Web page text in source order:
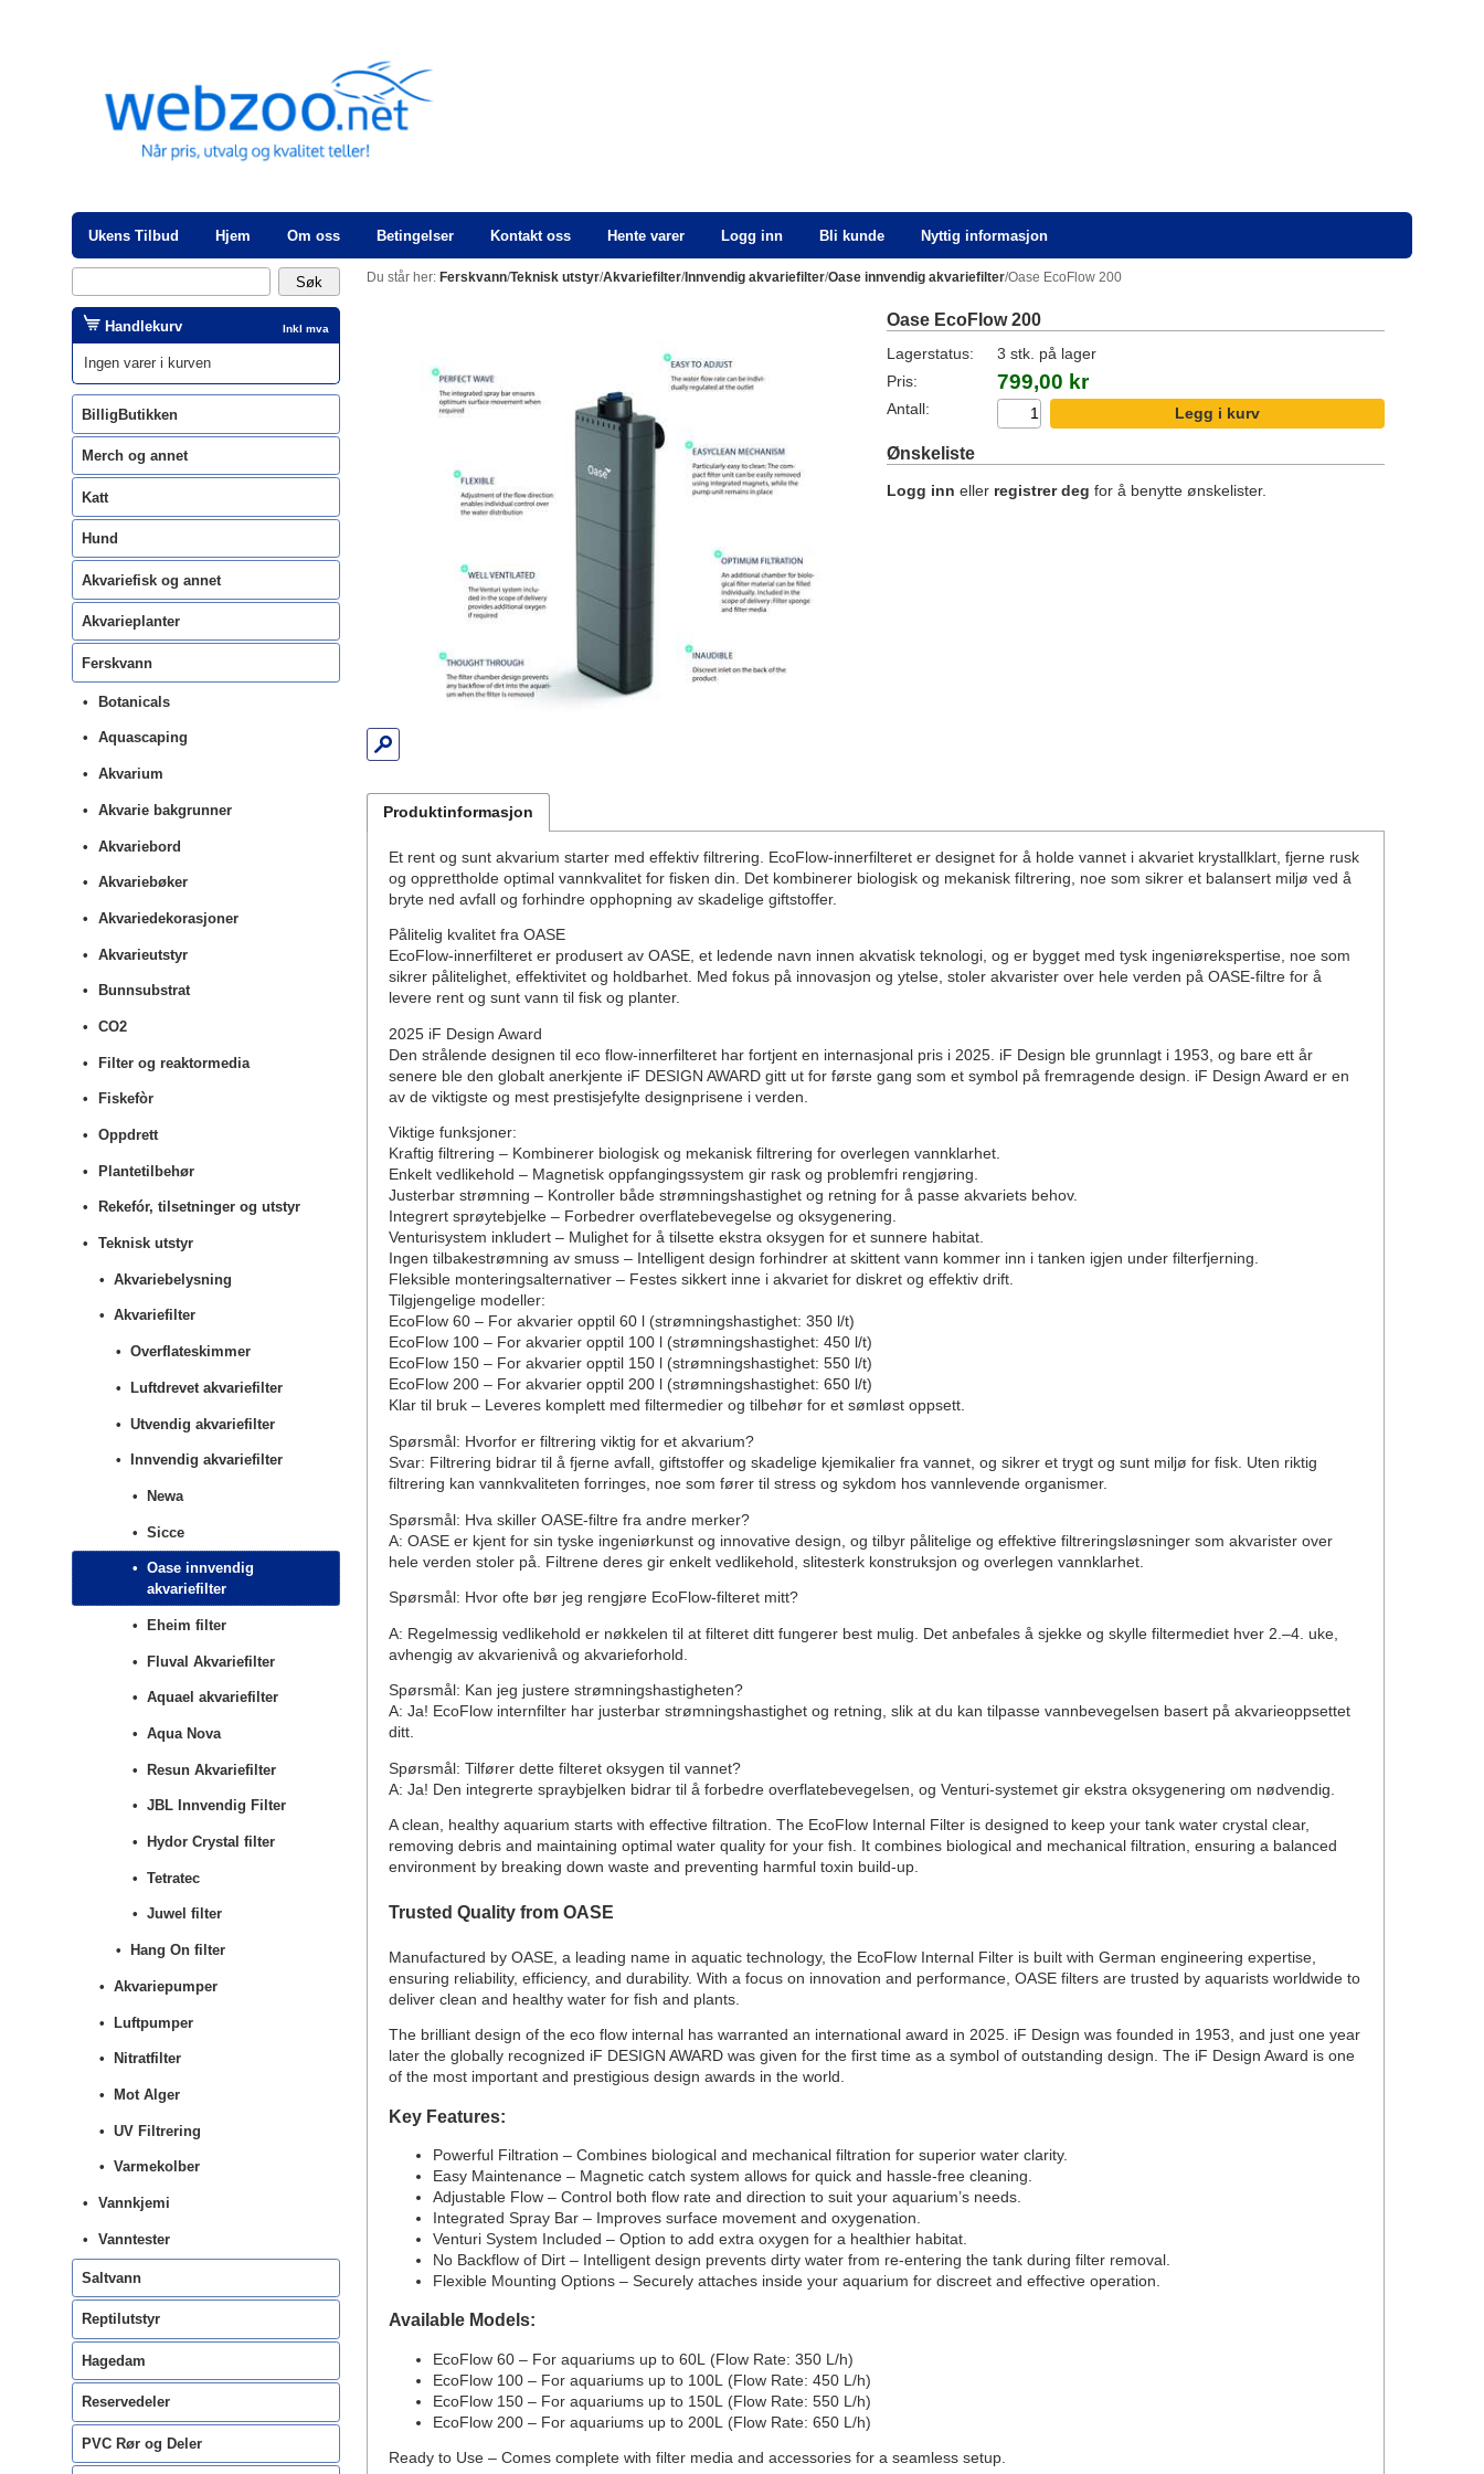
Ukens Tilbud Hjem Om oss Betingelser Kontakt oss Hente varer Logg inn Bli kunde Nyttig informasjon
Du står her: Ferskvann/Teknisk utstyr/Akvariefilter/Innvendig akvariefilter/Oase innvendig akvariefilter/Oase EcoFlow 200
Oase EcoFlow 200
Lagerstatus:
3 stk. på lager
Pris:
799,00 kr
Antall:
Ønskeliste
Logg inn eller registrer deg for å benytte ønskelister.
Produktinformasjon
Et rent og sunt akvarium starter med effektiv filtrering. EcoFlow-innerfilteret er designet for å holde vannet i akvariet krystallklart, fjerne rusk
og opprettholde optimal vannkvalitet for fisken din. Det kombinerer biologisk og mekanisk filtrering, noe som sikrer et balansert miljø ved å
bryte ned avfall og forhindre opphopning av skadelige giftstoffer.
Pålitelig kvalitet fra OASE
EcoFlow-innerfilteret er produsert av OASE, et ledende navn innen akvatisk teknologi, og er bygget med tysk ingeniørekspertise, noe som
sikrer pålitelighet, effektivitet og holdbarhet. Med fokus på innovasjon og ytelse, stoler akvarister over hele verden på OASE-filtre for å
levere rent og sunt vann til fisk og planter.
2025 iF Design Award
Den strålende designen til eco flow-innerfilteret har fortjent en internasjonal pris i 2025. iF Design ble grunnlagt i 1953, og bare ett år
senere ble den globalt anerkjente iF DESIGN AWARD gitt ut for første gang som et symbol på fremragende design. iF Design Award er en
av de viktigste og mest prestisjefylte designprisene i verden.
Viktige funksjoner:
Kraftig filtrering – Kombinerer biologisk og mekanisk filtrering for overlegen vannklarhet.
Enkelt vedlikehold – Magnetisk oppfangingssystem gir rask og problemfri rengjøring.
Justerbar strømning – Kontroller både strømningshastighet og retning for å passe akvariets behov.
Integrert sprøytebjelke – Forbedrer overflatebevegelse og oksygenering.
Venturisystem inkludert – Mulighet for å tilsette ekstra oksygen for et sunnere habitat.
Ingen tilbakestrømning av smuss – Intelligent design forhindrer at skittent vann kommer inn i tanken igjen under filterfjerning.
Fleksible monteringsalternativer – Festes sikkert inne i akvariet for diskret og effektiv drift.
Tilgjengelige modeller:
EcoFlow 60 – For akvarier opptil 60 l (strømningshastighet: 350 l/t)
EcoFlow 100 – For akvarier opptil 100 l (strømningshastighet: 450 l/t)
EcoFlow 150 – For akvarier opptil 150 l (strømningshastighet: 550 l/t)
EcoFlow 200 – For akvarier opptil 200 l (strømningshastighet: 650 l/t)
Klar til bruk – Leveres komplett med filtermedier og tilbehør for et sømløst oppsett.
Spørsmål: Hvorfor er filtrering viktig for et akvarium?
Svar: Filtrering bidrar til å fjerne avfall, giftstoffer og skadelige kjemikalier fra vannet, og sikrer et trygt og sunt miljø for fisk. Uten riktig
filtrering kan vannkvaliteten forringes, noe som fører til stress og sykdom hos vannlevende organismer.
Spørsmål: Hva skiller OASE-filtre fra andre merker?
A: OASE er kjent for sin tyske ingeniørkunst og innovative design, og tilbyr pålitelige og effektive filtreringsløsninger som akvarister over
hele verden stoler på. Filtrene deres gir enkelt vedlikehold, slitesterk konstruksjon og overlegen vannklarhet.
Spørsmål: Hvor ofte bør jeg rengjøre EcoFlow-filteret mitt?
A: Regelmessig vedlikehold er nøkkelen til at filteret ditt fungerer best mulig. Det anbefales å sjekke og skylle filtermediet hver 2.–4. uke,
avhengig av akvarienivå og akvarieforhold.
Spørsmål: Kan jeg justere strømningshastigheten?
A: Ja! EcoFlow internfilter har justerbar strømningshastighet og retning, slik at du kan tilpasse vannbevegelsen basert på akvarieoppsettet
ditt.
Spørsmål: Tilfører dette filteret oksygen til vannet?
A: Ja! Den integrerte spraybjelken bidrar til å forbedre overflatebevegelsen, og Venturi-systemet gir ekstra oksygenering om nødvendig.
A clean, healthy aquarium starts with effective filtration. The EcoFlow Internal Filter is designed to keep your tank water crystal clear,
removing debris and maintaining optimal water quality for your fish. It combines biological and mechanical filtration, ensuring a balanced
environment by breaking down waste and preventing harmful toxin build-up.
Trusted Quality from OASE
Manufactured by OASE, a leading name in aquatic technology, the EcoFlow Internal Filter is built with German engineering expertise,
ensuring reliability, efficiency, and durability. With a focus on innovation and performance, OASE filters are trusted by aquarists worldwide to
deliver clean and healthy water for fish and plants.
The brilliant design of the eco flow internal has warranted an international award in 2025. iF Design was founded in 1953, and just one year
later the globally recognized iF DESIGN AWARD was given for the first time as a symbol of outstanding design. The iF Design Award is one
of the most important and prestigious design awards in the world.
Key Features:
Powerful Filtration – Combines biological and mechanical filtration for superior water clarity.
Easy Maintenance – Magnetic catch system allows for quick and hassle-free cleaning.
Adjustable Flow – Control both flow rate and direction to suit your aquarium’s needs.
Integrated Spray Bar – Improves surface movement and oxygenation.
Venturi System Included – Option to add extra oxygen for a healthier habitat.
No Backflow of Dirt – Intelligent design prevents dirty water from re-entering the tank during filter removal.
Flexible Mounting Options – Securely attaches inside your aquarium for discreet and effective operation.
Available Models:
EcoFlow 60 – For aquariums up to 60L (Flow Rate: 350 L/h)
EcoFlow 100 – For aquariums up to 100L (Flow Rate: 450 L/h)
EcoFlow 150 – For aquariums up to 150L (Flow Rate: 550 L/h)
EcoFlow 200 – For aquariums up to 200L (Flow Rate: 650 L/h)
Ready to Use – Comes complete with filter media and accessories for a seamless setup.
Inkl mva
Handlekurv
Ingen varer i kurven
BilligButikken
Merch og annet
Katt
Hund
Akvariefisk og annet
Akvarieplanter
Ferskvann
Botanicals
Aquascaping
Akvarium
Akvarie bakgrunner
Akvariebord
Akvariebøker
Akvariedekorasjoner
Akvarieutstyr
Bunnsubstrat
CO2
Filter og reaktormedia
Fiskefòr
Oppdrett
Plantetilbehør
Rekefór, tilsetninger og utstyr
Teknisk utstyr
Akvariebelysning
Akvariefilter
Overflateskimmer
Luftdrevet akvariefilter
Utvendig akvariefilter
Innvendig akvariefilter
Newa
Sicce
Oase innvendig
akvariefilter
Eheim filter
Fluval Akvariefilter
Aquael akvariefilter
Aqua Nova
Resun Akvariefilter
JBL Innvendig Filter
Hydor Crystal filter
Tetratec
Juwel filter
Hang On filter
Akvariepumper
Luftpumper
Nitratfilter
Mot Alger
UV Filtrering
Varmekolber
Vannkjemi
Vanntester
Saltvann
Reptilutstyr
Hagedam
Reservedeler
PVC Rør og Deler